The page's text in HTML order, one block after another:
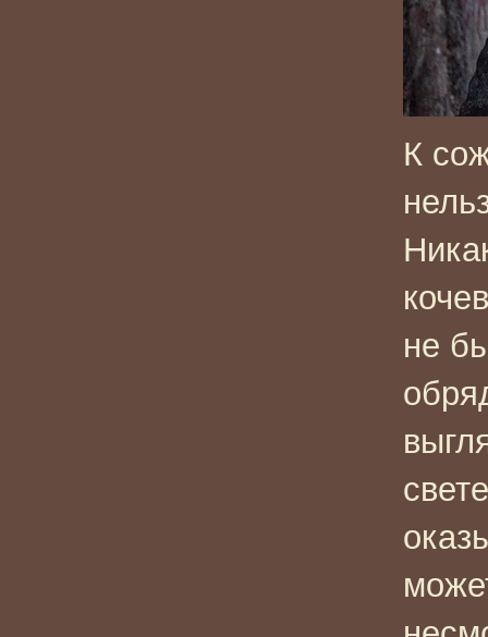
К
не